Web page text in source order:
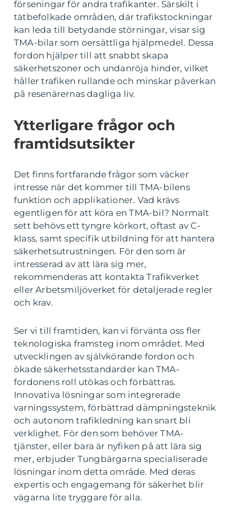
förseningar för andra trafikanter. Särskilt i
tätbefolkade områden, där trafikstockningar
kan leda till betydande störningar, visar sig
TMA-bilar som oersättliga hjälpmedel. Dessa
fordon hjälper till att snabbt skapa
säkerhetszoner och undanröja hinder, vilket
håller trafiken rullande och minskar påverkan
på resenärernas dagliga liv.
Ytterligare frågor och
framtidsutsikter
Det finns fortfarande frågor som väcker
intresse när det kommer till TMA-bilens
funktion och applikationer. Vad krävs
egentligen för att köra en TMA-bil? Normalt
sett behövs ett tyngre körkort, oftast av C-
klass, samt specifik utbildning för att hantera
säkerhetsutrustningen. För den som är
intresserad av att lära sig mer,
rekommenderas att kontakta Trafikverket
eller Arbetsmiljöverket för detaljerade regler
och krav.
Ser vi till framtiden, kan vi förvänta oss fler
teknologiska framsteg inom området. Med
utvecklingen av självkörande fordon och
ökade säkerhetsstandarder kan TMA-
fordonens roll utökas och förbättras.
Innovativa lösningar som integrerade
varningssystem, förbättrad dämpningsteknik
och autonom trafikledning kan snart bli
verklighet. För den som behöver TMA-
tjänster, eller bara är nyfiken på att lära sig
mer, erbjuder Tungbärgarna specialiserade
lösningar inom detta område. Med deras
expertis och engagemang för säkerhet blir
vägarna lite tryggare för alla.